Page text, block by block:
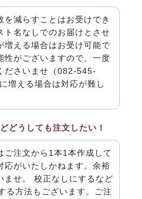
減らすことはお受けでき
ト名なしでのお届けとさせ
増える場合はお受け可能で
性がございますので、一度
ださいませ（082-545-
増える場合は対応が難し
どうしても注文したい！
ご注文から1本1本作成して
応がいたしかねます。余裕
ませ。 校正なしにするなど
る方法もございます。ご注